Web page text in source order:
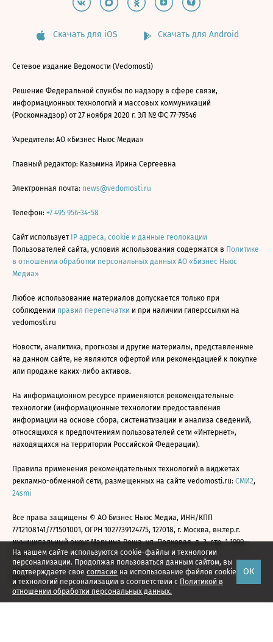
На нашем сайте используются cookie-файлы и технологии
персонализации. Продолжая пользоваться данным сайтом, вы
подтверждаете свое согласие на использование файлов cookie
и технологий персонализации в соответствии с Политикой в
отношении обработки персональных данных.
ОК
Скачать для iOS Скачать для Android
Сетевое издание Ведомости (Vedomosti)
Решение Федеральной службы по надзору в сфере связи,
информационных технологий и массовых коммуникаций
(Роскомнадзор) от 27 ноября 2020 г. ЭЛ № ФС 77-79546
Учредитель: АО «Бизнес Ньюс Медиа»
Главный редактор: Казьмина Ирина Сергеевна
Электронная почта: news@vedomosti.ru
Телефон: +7 495 956-34-58
Сайт использует IP адреса, cookie и данные геолокации
Пользователей сайта, условия использования содержатся в Политике
в отношении обработки персональных данных АО «Бизнес Ньюс
Медиа»
Любое использование материалов допускается только при
соблюдении правил перепечатки и при наличии гиперссылки на
vedomosti.ru
Новости, аналитика, прогнозы и другие материалы, представленные
на данном сайте, не являются офертой или рекомендацией к покупке
или продаже каких-либо активов.
На информационном ресурсе применяются рекомендательные
технологии (информационные технологии предоставления
информации на основе сбора, систематизации и анализа сведений,
относящихся к предпочтениям пользователей сети «Интернет»,
находящихся на территории Российской Федерации).
Правила применения рекомендательных технологий в виджетах
рекламно-обменной сети, размещенных на сайте vedomosti.ru: СМИ2,
24smi
Все права защищены © АО Бизнес Ньюс Медиа, ИНН/КПП
7712108141/771501001, ОГРН 1027739124775, 127018, г. Москва, вн.тер.г.
муниципальный округ Марьина Роща, ул. Полковая, д. 3, стр. 1 1999—
2026